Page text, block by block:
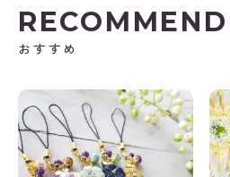
RECOMMEND
おすすめ